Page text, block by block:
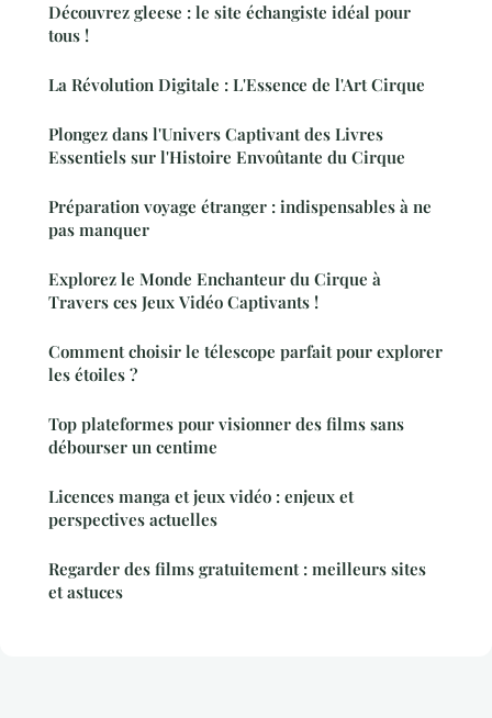
Découvrez gleese : le site échangiste idéal pour
tous !
La Révolution Digitale : L'Essence de l'Art Cirque
Plongez dans l'Univers Captivant des Livres
Essentiels sur l'Histoire Envoûtante du Cirque
Préparation voyage étranger : indispensables à ne
pas manquer
Explorez le Monde Enchanteur du Cirque à
Travers ces Jeux Vidéo Captivants !
Comment choisir le télescope parfait pour explorer
les étoiles ?
Top plateformes pour visionner des films sans
débourser un centime
Licences manga et jeux vidéo : enjeux et
perspectives actuelles
Regarder des films gratuitement : meilleurs sites
et astuces